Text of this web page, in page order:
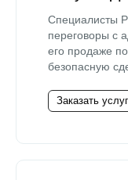
Специалисты
переговоры с
его продаже
безопасную
Заказать